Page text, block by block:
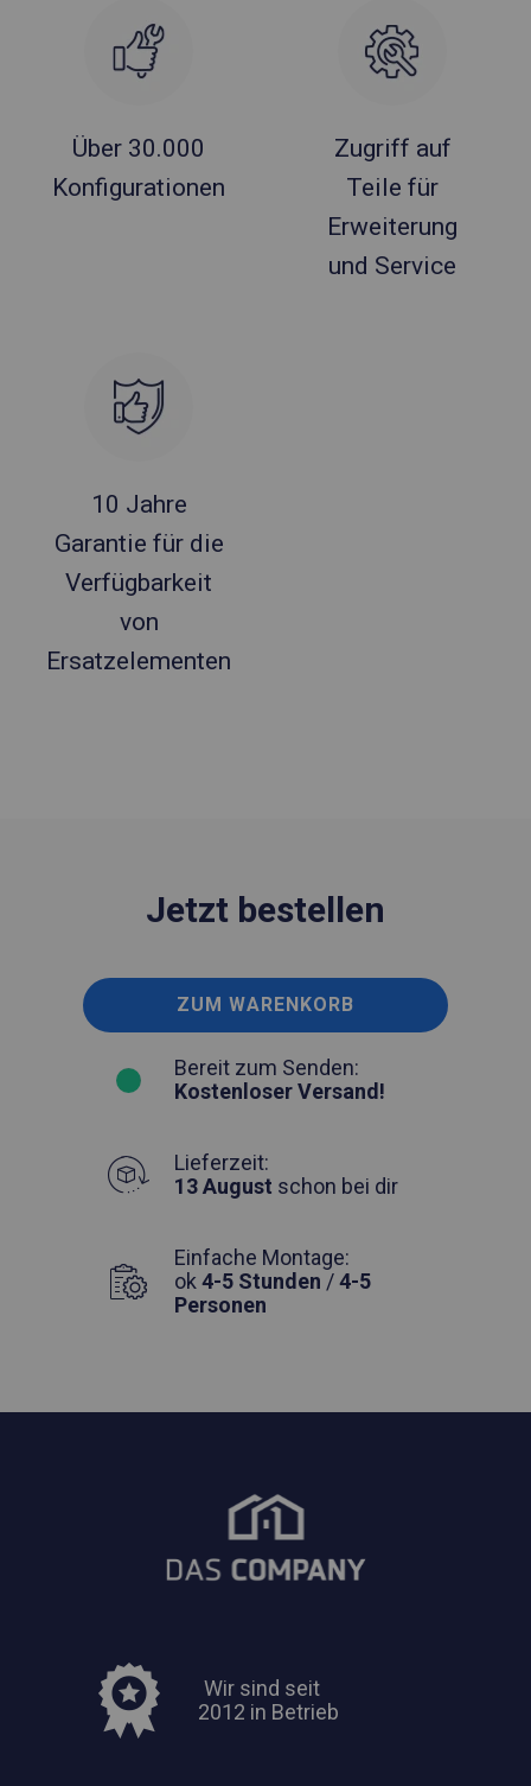
Über 30.000
Konfigurationen
Zugriff auf
Teile für
Erweiterung
und Service
10 Jahre
Garantie für die
Verfügbarkeit
von
Ersatzelementen
Jetzt bestellen
ZUM WARENKORB
Bereit zum Senden:
Kostenloser Versand!
Lieferzeit:
13 August schon bei dir
Einfache Montage:
ok 4-5 Stunden /4-5
Personen
Wir sind seit
2012 in Betrieb